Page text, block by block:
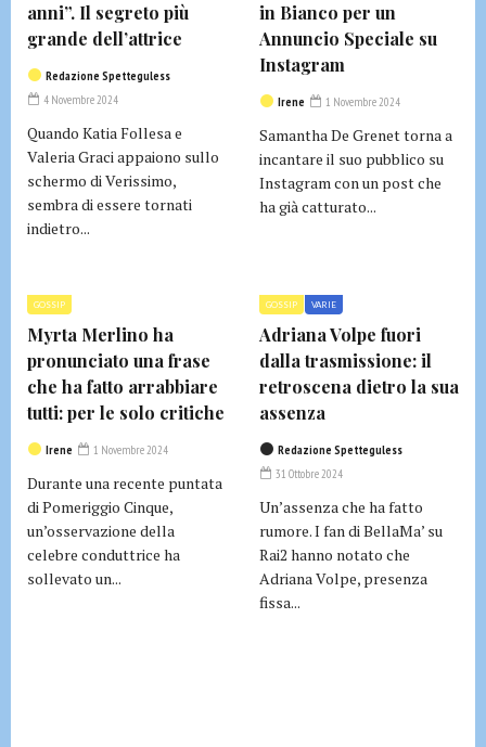
anni”. Il segreto più
grande dell’attrice
Redazione Spetteguless
4 Novembre 2024
Quando Katia Follesa e
Valeria Graci appaiono sullo
schermo di Verissimo,
sembra di essere tornati
indietro...
in Bianco per un
Annuncio Speciale su
Instagram
Irene 1 Novembre 2024
Samantha De Grenet torna a
incantare il suo pubblico su
Instagram con un post che
ha già catturato...
GOSSIP
Myrta Merlino ha
pronunciato una frase
che ha fatto arrabbiare
tutti: per le solo critiche
Irene 1 Novembre 2024
Durante una recente puntata
di Pomeriggio Cinque,
un’osservazione della
celebre conduttrice ha
sollevato un...
GOSSIP VARIE
Adriana Volpe fuori
dalla trasmissione: il
retroscena dietro la sua
assenza
Redazione Spetteguless
31 Ottobre 2024
Un’assenza che ha fatto
rumore. I fan di BellaMa’ su
Rai2 hanno notato che
Adriana Volpe, presenza
fissa...